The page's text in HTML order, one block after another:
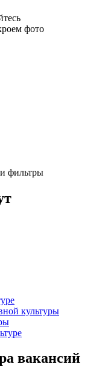
фото
фильтры
культуры
вакансий